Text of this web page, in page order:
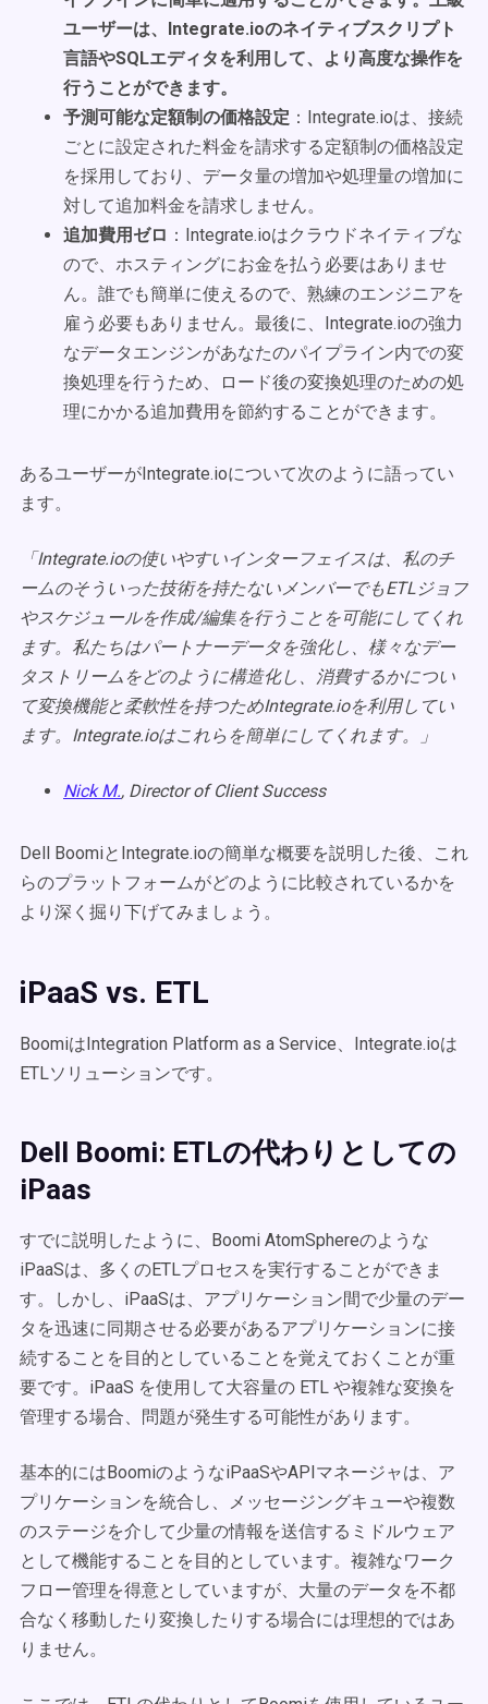
ユーザーは、Integrate.ioのネイティブスクリプト
言語やSQLエディタを利用して、より高度な操作を
行うことができます。
予測可能な定額制の価格設定 ：Integrate.ioは、接続
ごとに設定された料金を請求する定額制の価格設定
を採用しており、データ量の増加や処理量の増加に
対して追加料金を請求しません。
追加費用ゼロ ：Integrate.ioはクラウドネイティブな
ので、ホスティングにお金を払う必要はありませ
ん。誰でも簡単に使えるので、熟練のエンジニアを
雇う必要もありません。最後に、Integrate.ioの強力
なデータエンジンがあなたのパイプライン内での変
換処理を行うため、ロード後の変換処理のための処
理にかかる追加費用を節約することができます。
あるユーザーがIntegrate.ioについて次のように語ってい
ます。
「Integrate.ioの使いやすいインターフェイスは、私のチ
ームのそういった技術を持たないメンバーでもETLジョブ
やスケジュールを作成/編集を行うことを可能にしてくれ
ます。私たちはパートナーデータを強化し、様々なデー
タストリームをどのように構造化し、消費するかについ
て変換機能と柔軟性を持つためIntegrate.ioを利用してい
ます。Integrate.ioはこれらを簡単にしてくれます。」
Nick M., Director of Client Success
Dell BoomiとIntegrate.ioの簡単な概要を説明した後、これ
らのプラットフォームがどのように比較されているかを
より深く掘り下げてみましょう。
iPaaS vs. ETL
BoomiはIntegration Platform as a Service、Integrate.ioは
ETLソリューションです。
Dell Boomi: ETLの代わりとしての
iPaas
すでに説明したように、Boomi AtomSphereのような
iPaaSは、多くのETLプロセスを実行することができま
す。しかし、iPaaSは、アプリケーション間で少量のデー
タを迅速に同期させる必要があるアプリケーションに接
続することを目的としていることを覚えておくことが重
要です。iPaaS を使用して大容量の ETL や複雑な変換を
管理する場合、問題が発生する可能性があります。
基本的にはBoomiのようなiPaaSやAPIマネージャは、ア
プリケーションを統合し、メッセージングキューや複数
のステージを介して少量の情報を送信するミドルウェア
として機能することを目的としています。複雑なワーク
フロー管理を得意としていますが、大量のデータを不都
合なく移動したり変換したりする場合には理想的ではあ
りません。